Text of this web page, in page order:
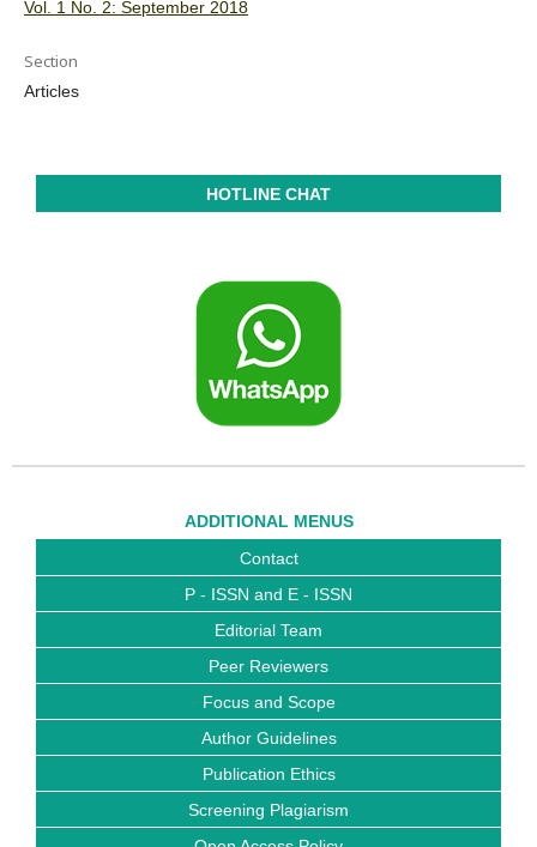
Vol. 1 No. 2: September 2018
Section
Articles
HOTLINE CHAT
ADDITIONAL MENUS
Contact
P - ISSN and E - ISSN
Editorial Team
Peer Reviewers
Focus and Scope
Author Guidelines
Publication Ethics
Screening Plagiarism